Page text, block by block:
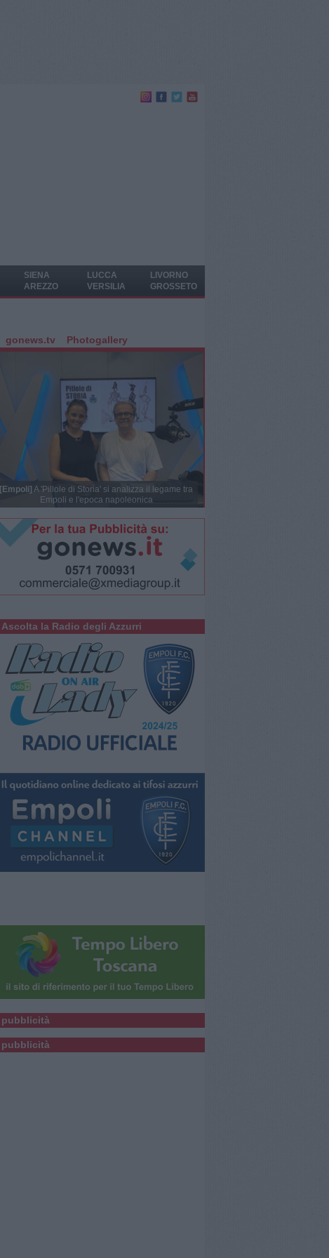
SIENA
AREZZO
LUCCA
VERSILIA
LIVORNO
GROSSETO
gonews.tv Photogallery
[Empoli] A 'Pillole di Storia' si analizza il legame tra
Empoli e l'epoca napoleonica
Ascolta la Radio degli Azzurri
pubblicità
pubblicità